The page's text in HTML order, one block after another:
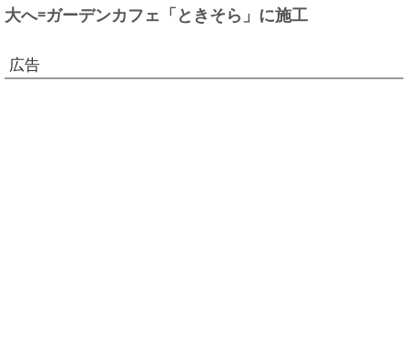
大へ=ガーデンカフェ「ときそら」に施工
広告